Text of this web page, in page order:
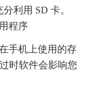
利用 SD 卡。
程序
手机上使用的存
时软件会影响您